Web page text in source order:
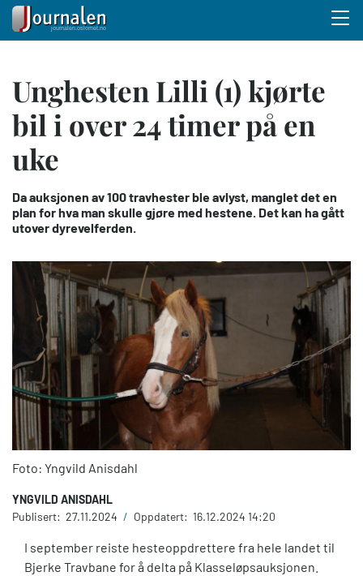
hovedinnhold
Unghesten Lilli (1) kjørte
bil i over 24 timer på en
uke
Da auksjonen av 100 travhester ble avlyst, manglet det en
plan for hva man skulle gjøre med hestene. Det kan ha gått
utover dyrevelferden.
Foto: Yngvild Anisdahl
YNGVILD ANISDAHL
Publisert: 27.11.2024 / Oppdatert: 16.12.2024 14:20
I september reiste hesteoppdrettere fra hele landet til
Bjerke Travbane for å delta på Klasseløpsauksjonen.